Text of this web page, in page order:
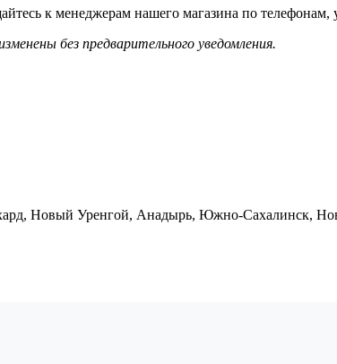
к менеджерам нашего магазина по телефонам,
без предварительного уведомления.
Новый Уренгой, Анадырь, Южно-Сахалинск,